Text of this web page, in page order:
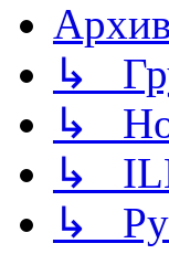
↳
↳
↳
↳